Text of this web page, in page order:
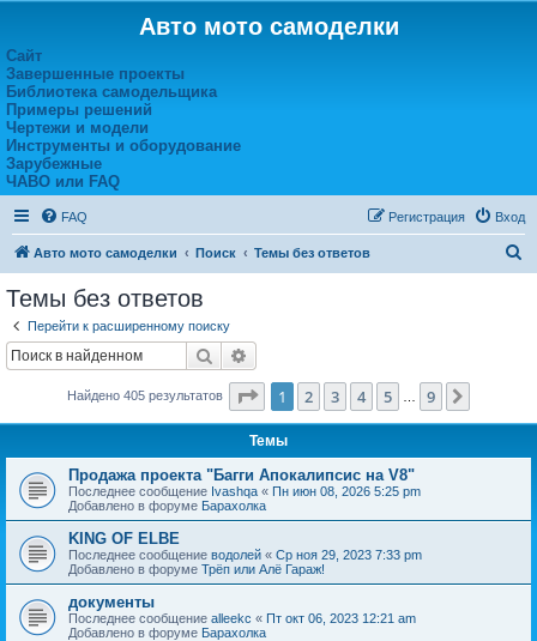
Авто мото самоделки
Сайт
Завершенные проекты
Библиотека самодельщика
Примеры решений
Чертежи и модели
Инструменты и оборудование
Зарубежные
ЧАВО или FAQ
FAQ Вход
Регистрация
Авто мото самоделки Поиск Темы без ответов
Темы без ответов
Перейти к расширенному поиску
Поиск
Найдено 405 результатов Страница из
1 2 3 4 5 9
Темы
Продажа проекта "Багги Апокалипсис на V8"
Последнее сообщение Ivashqa « Пн июн 08, 2026 5:25 pm
Добавлено в форуме Барахолка
KING OF ELBE
Последнее сообщение водолей « Ср ноя 29, 2023 7:33 pm
Добавлено в форуме Трёп или Алё Гараж!
документы
Последнее сообщение alleekc « Пт окт 06, 2023 12:21 am
Добавлено в форуме Барахолка